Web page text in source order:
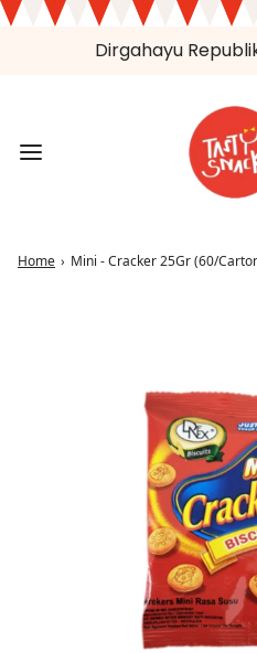
Dirgahayu
Home › Mini - Cracker 25Gr (60/